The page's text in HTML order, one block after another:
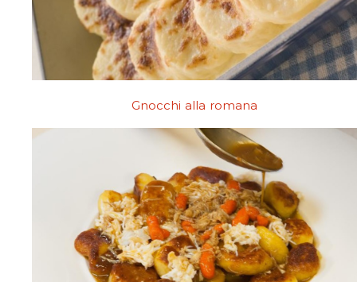
Gnocchi alla romana